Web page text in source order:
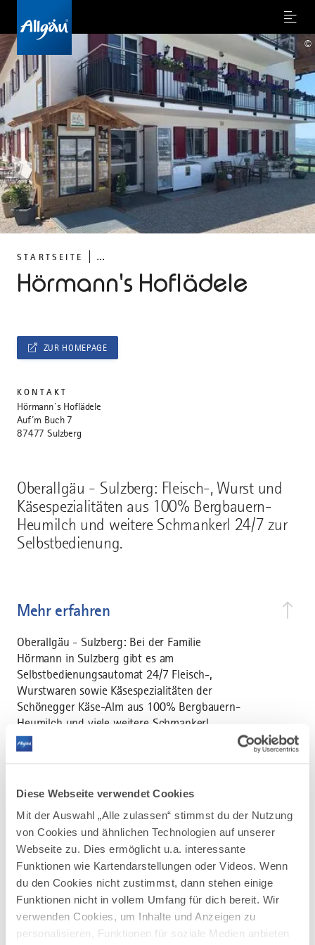
Diese Webseite verwendet Cookies
Mit der Auswahl „Alle zulassen“ stimmst du der Nutzung
von Cookies und ähnlichen Technologien auf unserer
Webseite zu. Dies ermöglicht u.a. interessante
Funktionen wie Kartendarstellungen oder Videos. Wenn
du den Cookies nicht zustimmst, dann stehen einige
Funktionen nicht in vollem Umfang für dich bereit. Wir
verwenden Cookies, um Inhalte und Anzeigen zu
personalisieren, Funktionen für soziale Medien anbieten
Menu
STARTSEITE ...
Hörmann's Hoflädele
©
Oberallgäu - Sulzberg: Fleisch-, Wurst und
Käsespezialitäten aus 100% Bergbauern-
Heumilch und weitere Schmankerl 24/7 zur
Selbstbedienung.
Mehr erfahren
Oberallgäu - Sulzberg: Bei der Familie
Hörmann in Sulzberg gibt es am
Selbstbedienungsautomat 24/7 Fleisch-,
Wurstwaren sowie Käsespezialitäten der
Schönegger Käse-Alm aus 100% Bergbauern-
Heumilch und viele weitere Schmankerl.
ZUR HOMEPAGE
KONTAKT
Hörmann´s Hoflädele
Auf´m Buch 7
87477 Sulzberg
AUF DER ALLGÄU KARTE